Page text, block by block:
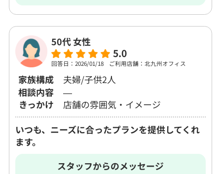
50代 女性
5.0
回答日：2026/01/18 ご利用店舗：北九州オフィス
家族構成
夫婦/子供2人
相談内容
―
きっかけ
店舗の雰囲気・イメージ
いつも、ニーズに合ったプランを提供してくれ
ます。
スタッフからのメッセージ